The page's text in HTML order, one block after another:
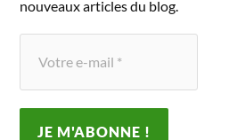
nouveaux articles du blog.